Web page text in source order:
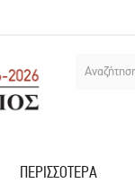
ΠΕΡΙΣΣΟΤΕΡΑ